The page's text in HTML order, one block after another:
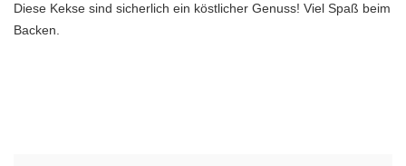
Diese Kekse sind sicherlich ein köstlicher Genuss! Viel Spaß beim
Backen.